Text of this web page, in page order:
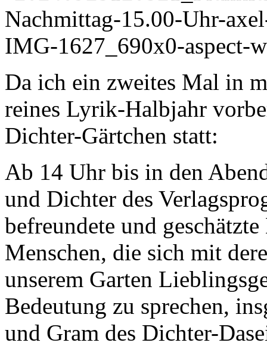
Da ich ein zweites Mal in
reines Lyrik-Halbjahr
Dichter-Gärtchen statt:
Ab 14 Uhr bis in den
und Dichter des
befreundete und
Menschen, die sich mit
unserem Garten
Bedeutung zu sprechen,
und Gram des Dichter-